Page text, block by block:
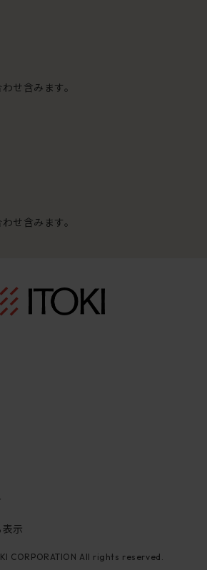
せ含みます。
せ含みます。
示
CORPORATION All rights reserved.